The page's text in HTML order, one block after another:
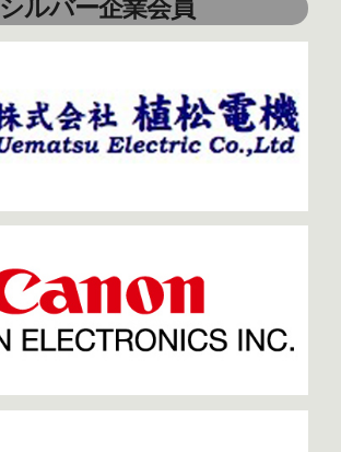
シルバー企業会員